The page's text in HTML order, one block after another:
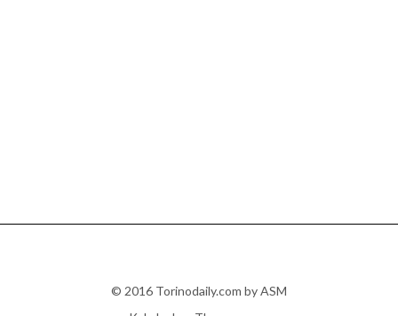
© 2016 Torinodaily.com by ASM